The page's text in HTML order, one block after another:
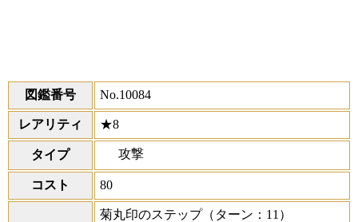
図鑑番号 No.10084
レアリティ ★8
タイプ 攻撃
コスト 80
菊丸印のステップ（ターン：11）